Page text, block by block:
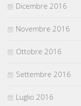
Dicembre 2016
Novembre 2016
Ottobre 2016
Settembre 2016
Luglio 2016